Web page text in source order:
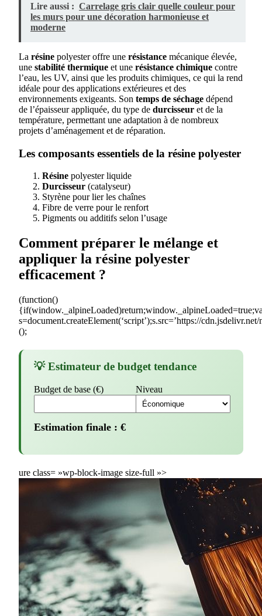
Lire aussi : Carrelage gris clair quelle couleur pour
les murs pour une décoration harmonieuse et
moderne
La résine polyester offre une résistance mécanique élevée,
une stabilité thermique et une résistance chimique contre
l’eau, les UV, ainsi que les produits chimiques, ce qui la rend
idéale pour des applications extérieures et des
environnements exigeants. Son temps de séchage dépend
de l’épaisseur appliquée, du type de durcisseur et de la
température, permettant une adaptation à de nombreux
projets d’aménagement et de réparation.
Les composants essentiels de la résine polyester
Résine polyester liquide
Durcisseur (catalyseur)
Styrène pour lier les chaînes
Fibre de verre pour le renfort
Pigments ou additifs selon l’usage
Comment préparer le mélange et
appliquer la résine polyester
efficacement ?
(function()
s=document.createElement(‘script’);s.src=’https://
();
💡 Estimateur de budget tendance
Budget de base (€) Niveau
Estimation finale : €
ure class= »wp-block-image size-full »>